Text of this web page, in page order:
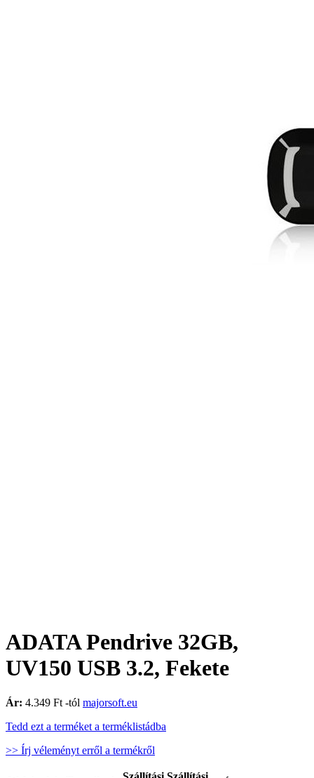
ADATA Pendrive 32GB,
UV150 USB 3.2, Fekete
Ár: 4.349 Ft -tól majorsoft.eu
Tedd ezt a terméket a terméklistádba
>> Írj véleményt erről a termékről